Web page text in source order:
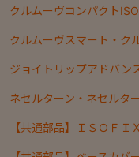
クルムーヴコンパクト
クルムーヴスマート・ク
ジョイトリップアドバン
ネセルターン・ネセルタ
【共通部品】ＩＳＯＦ